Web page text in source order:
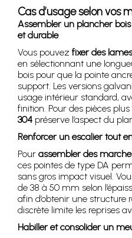
Cas d’usage selon vos
Assembler un plancher
et durable
Vous pouvez fixer des
en sélectionnant une
bois pour que la pointe
support. Les versions
usage intérieur standard,
finition. Pour des pièces plus
304 préserve l’aspect du
Renforcer un escalier tout
Pour assembler des
ces pointes de type DA
sans gros impact visuel.
de 38 à 50 mm selon
afin d’obtenir une structure
discrète limite les reprises
Habiller et consolider un